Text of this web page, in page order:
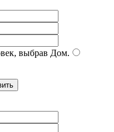
выбрав Дом.